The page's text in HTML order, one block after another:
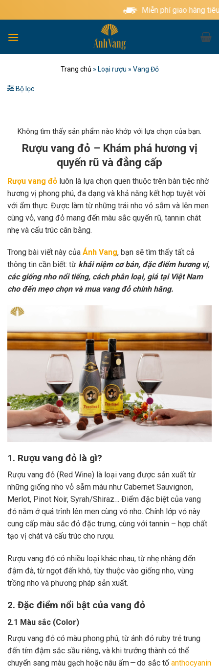
qua
dung
Miễn phí giao hàng tiêu chuẩn
Trang chủ » Loại rượu » Vang Đỏ
Bộ lọc
Không tìm thấy sản phẩm nào khớp với lựa chọn của bạn.
Rượu vang đỏ – Khám phá hương vị
quyến rũ và đẳng cấp
Rượu vang đỏ luôn là lựa chọn quen thuộc trên bàn tiệc nhờ
hương vị phong phú, đa dạng và khả năng kết hợp tuyệt vời
với ẩm thực. Được làm từ những trái nho vỏ sẫm và lên men
cùng vỏ, vang đỏ mang đến màu sắc quyến rũ, tannin chát
nhẹ và cấu trúc cân bằng.
Trong bài viết này của Ánh Vang, bạn sẽ tìm thấy tất cả
thông tin cần biết: từ khái niệm cơ bản, đặc điểm hương vị,
các giống nho nổi tiếng, cách phân loại, giá tại Việt Nam
cho đến mẹo chọn và mua vang đỏ chính hãng.
1. Rượu vang đỏ là gì?
Rượu vang đỏ (Red Wine) là loại vang được sản xuất từ
những giống nho vỏ sẫm màu như Cabernet Sauvignon,
Merlot, Pinot Noir, Syrah/Shiraz… Điểm đặc biệt của vang
đỏ nằm ở quá trình lên men cùng vỏ nho. Chính lớp vỏ này
cung cấp màu sắc đỏ đặc trưng, cùng với tannin – hợp chất
tạo vị chát và cấu trúc cho rượu.
Rượu vang đỏ có nhiều loại khác nhau, từ nhẹ nhàng đến
đậm đà, từ ngọt đến khô, tùy thuộc vào giống nho, vùng
trồng nho và phương pháp sản xuất.
2. Đặc điểm nổi bật của vang đỏ
2.1 Màu sắc (Color)
Rượu vang đỏ có màu phong phú, từ ánh đỏ ruby trẻ trung
đến tím đậm sắc sầu riêng, và khi trưởng thành có thể
chuyển sang màu gạch hoặc nâu ấm — do sắc tố anthocyanin